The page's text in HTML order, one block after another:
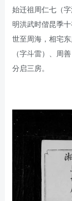
始迁祖周仁七（
明洪武时偕昆季
世至周海，相宅
（字斗雷）、周
分启三房。